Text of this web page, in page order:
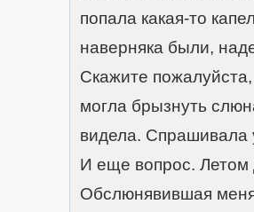
попала какая-то
наверняка были,
Скажите пожалуйста,
могла брызнуть
видела. Спрашивала
И еще вопрос. Летом
Обслюнявившая